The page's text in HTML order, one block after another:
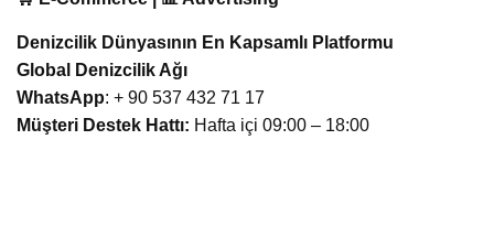
Denizcilik Dünyasının En Kapsamlı Platformu
Global Denizcilik Ağı
WhatsApp: + 90 537 432 71 17
Müşteri Destek Hattı: Hafta içi 09:00 – 18:00